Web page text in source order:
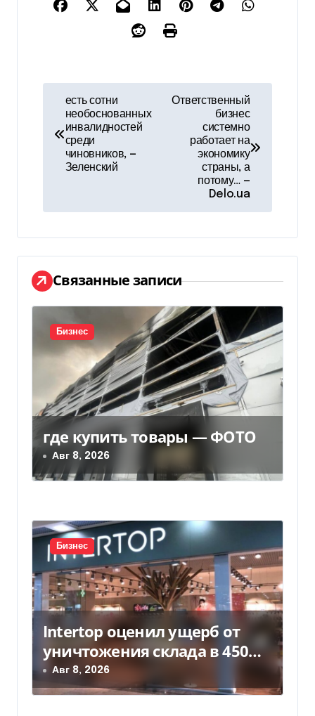
г
а
ц
и
я
п
о
з
а
п
с
я
м
есть сотни
необоснованных
инвалидностей
среди
чиновников, —
Зеленский
Ответственный
бизнес
системно
работает на
экономику
страны, а
потому… —
Delo.ua
Связанные записи
Бизнес
где купить товары — ФОТО
Авг 8, 2026
Бизнес
Intertop оценил ущерб от
уничтожения склада в 450
млн грн
Авг 8, 2026